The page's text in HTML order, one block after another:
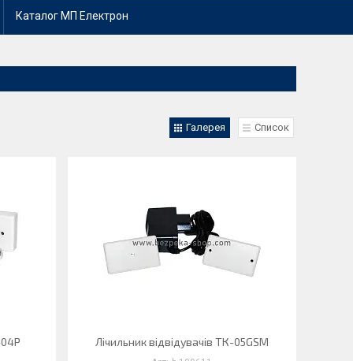
Каталог МП Електрон
Галерея Список
04Р Лічильник відвідувачів ТК-05GSM